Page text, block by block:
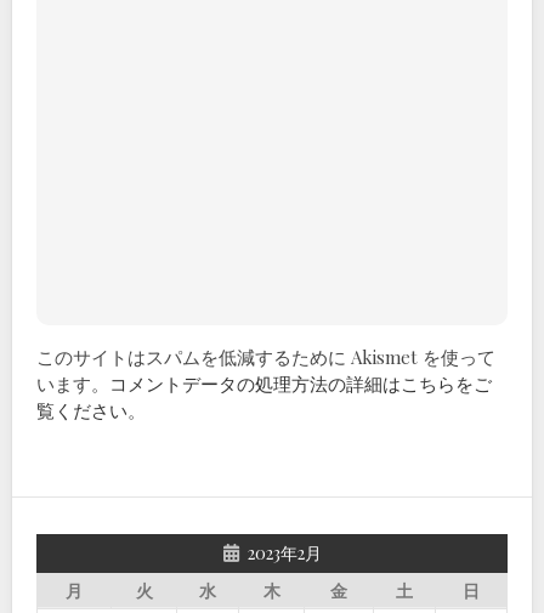
このサイトはスパムを低減するために Akismet を使って
います。 コメントデータの処理方法の詳細はこちらをご
覧ください。
2023年2月
月
火 水 木 金 土
日